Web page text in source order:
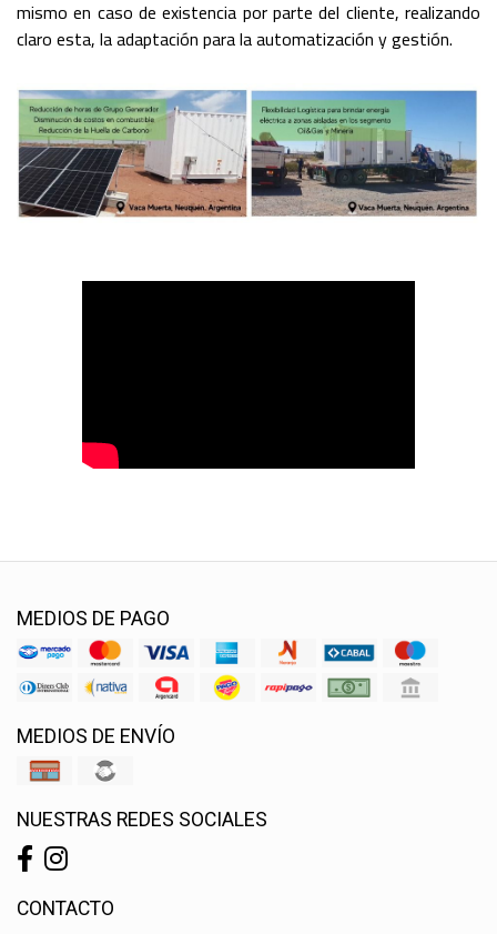
mismo en caso de existencia por parte del cliente, realizando
claro esta, la adaptación para la automatización y gestión.
MEDIOS DE PAGO
MEDIOS DE ENVÍO
NUESTRAS REDES SOCIALES
CONTACTO